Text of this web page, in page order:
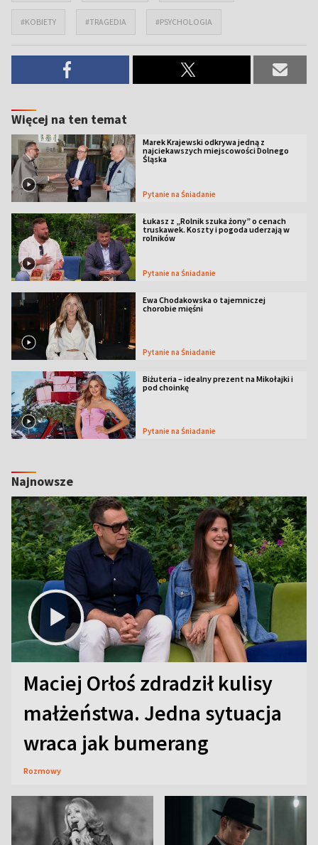
#KOBIETY #TRAGEDIA #PSYCHOLOGIA
Więcej na ten temat
Marek Krajewski odkrywa jedną z
najciekawszych miejscowości Dolnego
Śląska
Pytanie na Śniadanie
Łukasz z „Rolnik szuka żony” o cenach
truskawek. Koszty i pogoda uderzają w
rolników
Pytanie na Śniadanie
Ewa Chodakowska o tajemniczej
chorobie mięśni
Pytanie na Śniadanie
Biżuteria – idealny prezent na Mikołajki i
pod choinkę
Pytanie na Śniadanie
Najnowsze
Maciej Orłoś zdradził kulisy
małżeństwa. Jedna sytuacja
wraca jak bumerang
Rozmowy